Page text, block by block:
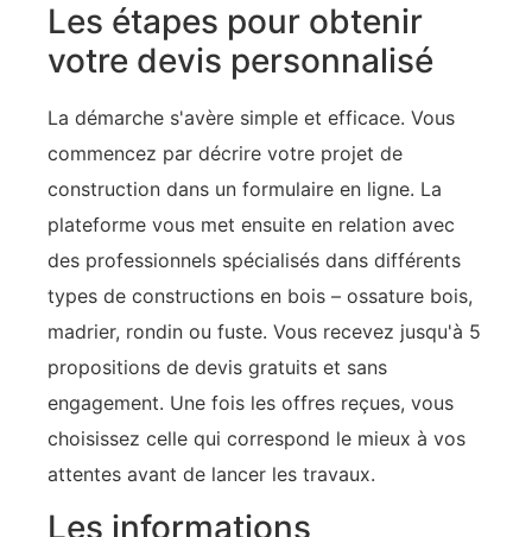
Les étapes pour obtenir
votre devis personnalisé
La démarche s'avère simple et efficace. Vous
commencez par décrire votre projet de
construction dans un formulaire en ligne. La
plateforme vous met ensuite en relation avec
des professionnels spécialisés dans différents
types de constructions en bois – ossature bois,
madrier, rondin ou fuste. Vous recevez jusqu'à 5
propositions de devis gratuits et sans
engagement. Une fois les offres reçues, vous
choisissez celle qui correspond le mieux à vos
attentes avant de lancer les travaux.
Les informations